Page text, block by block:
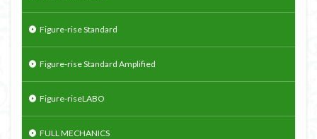
Figure-rise Standard
Figure-rise Standard Amplified
Figure-riseLABO
FULL MECHANICS